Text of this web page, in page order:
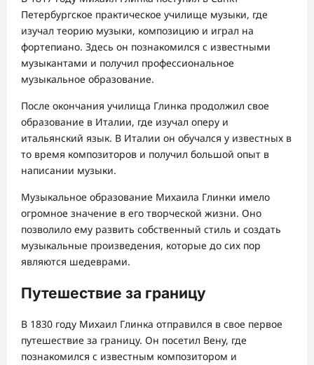
Петербургское практическое училище музыки, где
изучал теорию музыки, композицию и играл на
фортепиано. Здесь он познакомился с известными
музыкантами и получил профессиональное
музыкальное образование.
После окончания училища Глинка продолжил свое
образование в Италии, где изучал оперу и
итальянский язык. В Италии он обучался у известных в
то время композиторов и получил большой опыт в
написании музыки.
Музыкальное образование Михаила Глинки имело
огромное значение в его творческой жизни. Оно
позволило ему развить собственный стиль и создать
музыкальные произведения, которые до сих пор
являются шедеврами.
Путешествие за границу
В 1830 году Михаил Глинка отправился в свое первое
путешествие за границу. Он посетил Вену, где
познакомился с известным композитором и